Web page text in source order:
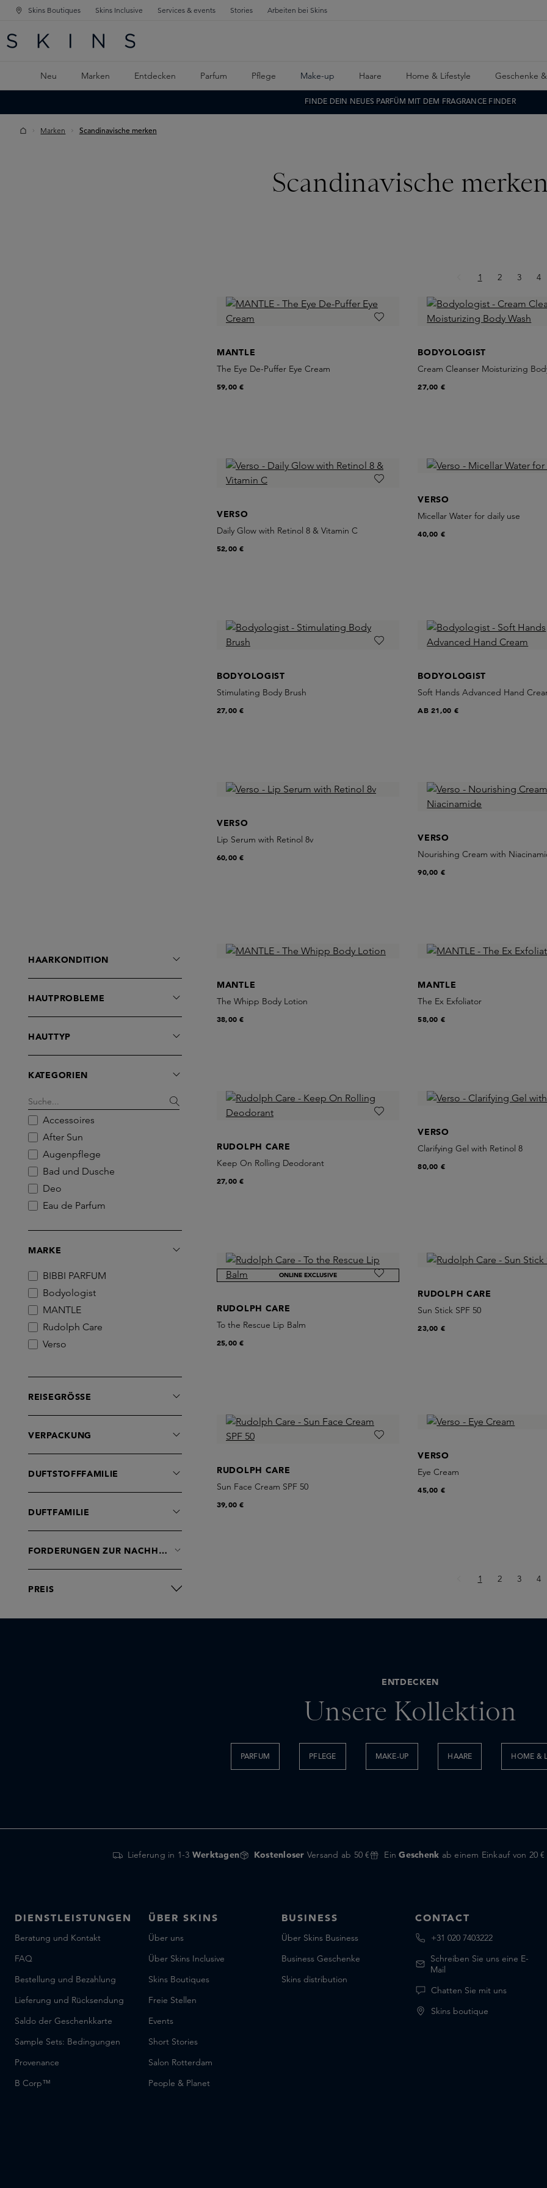
SPRINGEN
SPRINGEN
Skins Boutiques Skins Inclusive Services & events Stories Arbeiten bei Skins
Neu Marken Entdecken Parfum Pflege Make-up Haare Home & Lifestyle Geschenke
FINDE DEIN NEUES PARFÜM MIT DEM FRAGRANCE FINDER
Marken Scandinavische merken
Scandinavische
HAARKONDITION
HAUTPROBLEME
HAUTTYP
KATEGORIEN
Accessoires
After Sun
Augenpflege
Bad und Dusche
Deo
Eau de Parfum
Gesichtsspray
Handpflege
Lippenbalsam
Lippenpflege
Masken
Parfumöl
Selbstbräuner Körper
Seren
MARKE
BIBBI PARFUM
Bodyologist
MANTLE
Rudolph Care
Verso
REISEGRÖSSE
VERPACKUNG
DUFTSTOFFFAMILIE
DUFTFAMILIE
FORDERUNGEN ZUR NACHHALTIGKEIT
PREIS
Seite
1 Seite
2 Seite
3 4
MANTLE
The Eye De-Puffer Eye Cream
59,00 €
BODYOLOGIST
Cream Cleanser Moisturizing
27,00 €
VERSO
Daily Glow with Retinol 8 & Vitamin C
52,00 €
VERSO
Micellar Water for daily use
40,00 €
BODYOLOGIST
Stimulating Body Brush
27,00 €
BODYOLOGIST
Soft Hands Advanced Hand
AB21,00 €
VERSO
Lip Serum with Retinol 8v
60,00 €
VERSO
Nourishing Cream with
90,00 €
MANTLE
The Whipp Body Lotion
38,00 €
MANTLE
The Ex Exfoliator
58,00 €
RUDOLPH CARE
Keep On Rolling Deodorant
27,00 €
VERSO
Clarifying Gel with Retinol 8
80,00 €
ONLINE EXCLUSIVE
RUDOLPH CARE
To the Rescue Lip Balm
25,00 €
RUDOLPH CARE
Sun Stick SPF 50
23,00 €
RUDOLPH CARE
Sun Face Cream SPF 50
39,00 €
VERSO
Eye Cream
45,00 €
Seite
1 Seite
2 Seite
3 4
ENTDECKEN
Unsere Kollektion
PARFUM PFLEGE MAKE-UP HAARE HOME &
Lieferung in 1-3 Werktagen Kostenloser Versand ab 50 € EinGeschenk ab einem Einkauf von 20 €
DIENSTLEISTUNGEN
Beratung und Kontakt
FAQ
Bestellung und Bezahlung
Lieferung und Rücksendung
Saldo der Geschenkkarte
Sample Sets: Bedingungen
Provenance
B Corp™
ÜBER SKINS
Über uns
Über Skins Inclusive
Skins Boutiques
Freie Stellen
Events
Short Stories
Salon Rotterdam
People & Planet
BUSINESS
Über Skins Business
Business Geschenke
Skins distribution
CONTACT
+31 020 7403222
Schreiben Sie uns eine E-
Mail
Chatten Sie mit uns
Skins boutique